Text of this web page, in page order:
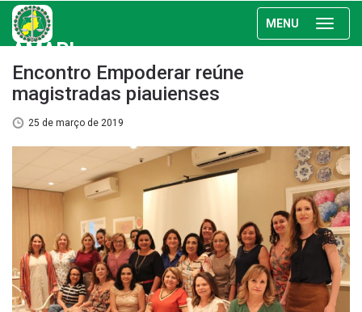
MENU
AMAPI
Encontro Empoderar reúne
magistradas piauienses
25 de março de 2019